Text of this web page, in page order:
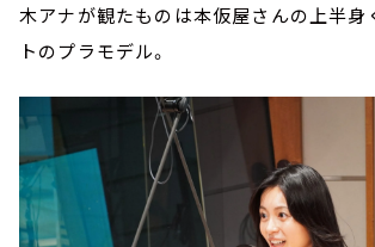
木アナが観たものは本仮屋さんの上半身
トのプラモデル。